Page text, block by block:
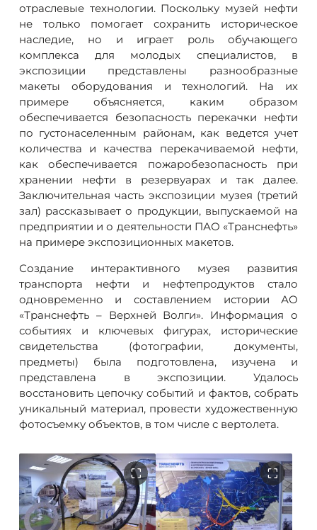
отраслевые технологии. Поскольку музей нефти
не только помогает сохранить историческое
наследие, но и играет роль обучающего
комплекса для молодых специалистов, в
экспозиции представлены разнообразные
макеты оборудования и технологий. На их
примере объясняется, каким образом
обеспечивается безопасность перекачки нефти
по густонаселенным районам, как ведется учет
количества и качества перекачиваемой нефти,
как обеспечивается пожаробезопасность при
хранении нефти в резервуарах и так далее.
Заключительная часть экспозиции музея (третий
зал) рассказывает о продукции, выпускаемой на
предприятии и о деятельности ПАО «Транснефть»
на примере экспозиционных макетов.
Создание интерактивного музея развития
транспорта нефти и нефтепродуктов стало
одновременно и составлением истории АО
«Транснефть – Верхней Волги». Информация о
событиях и ключевых фигурах, исторические
свидетельства (фотографии, документы,
предметы) была подготовлена, изучена и
представлена в экспозиции. Удалось
восстановить цепочку событий и фактов, собрать
уникальный материал, провести художественную
фотосъемку объектов, в том числе с вертолета.